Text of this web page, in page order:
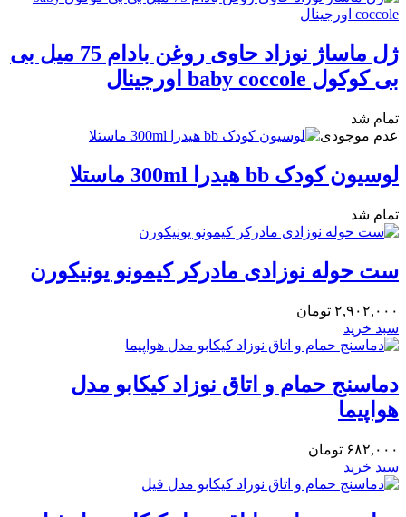
ژل ماساژ نوزاد حاوی روغن بادام 75 میل بی
بی کوکول baby coccole اورجینال
تمام شد
عدم موجودی
لوسیون کودک bb هیدرا 300ml ماستلا
تمام شد
۲,۹۰۲,۰۰۰ تومان
سبد خرید
دماسنج حمام و اتاق نوزاد کیکابو مدل
هواپیما
۶۸۲,۰۰۰ تومان
سبد خرید